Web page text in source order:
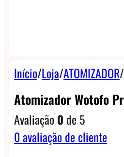
Início/Loja/ATOMIZADOR/
Atomizador Wotofo
Avaliação0 de 5
0avaliação de cliente